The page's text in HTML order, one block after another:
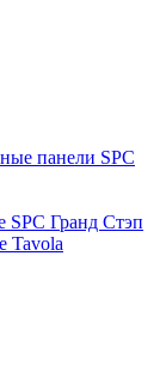
панели SPC
SPC Гранд Стэп
Tavola